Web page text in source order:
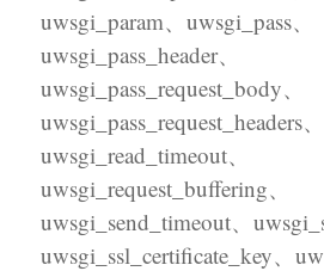
uwsgi_param、uwsgi_pass、
uwsgi_pass_header、
uwsgi_pass_request_body、
uwsgi_pass_request_headers、
uwsgi_read_timeout、
uwsgi_request_buffering、
uwsgi_send_timeout、
uwsgi_ssl_certificate_key、